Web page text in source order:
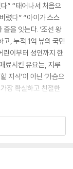
” “태어나서 처음으
렸다” “아이가 스스
을 잇는다. ‘조선 왕
고, 누적 1억 뷰의 국민
린이부터 성인까지 한
료시킨 유요는, 지루
지식’이 아닌 ‘가슴으
장 확실하고 친절한
간되었다. 영상 속 그
압축된 가사에 미처
만을 쏙쏙 뽑아낸 이